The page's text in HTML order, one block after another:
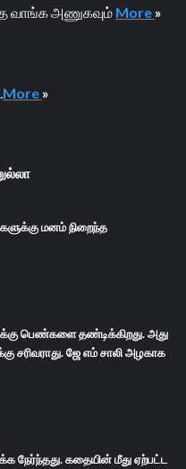
வாங்க அணுகவும் More »
More »
மனம் நிறைந்த
பெண்களை தண்டிக்கிறது. அது
சரிவராது. ஜே எம் சாலி அழகாக
நேர்ந்தது. கதையின் மீது ஏற்பட்ட